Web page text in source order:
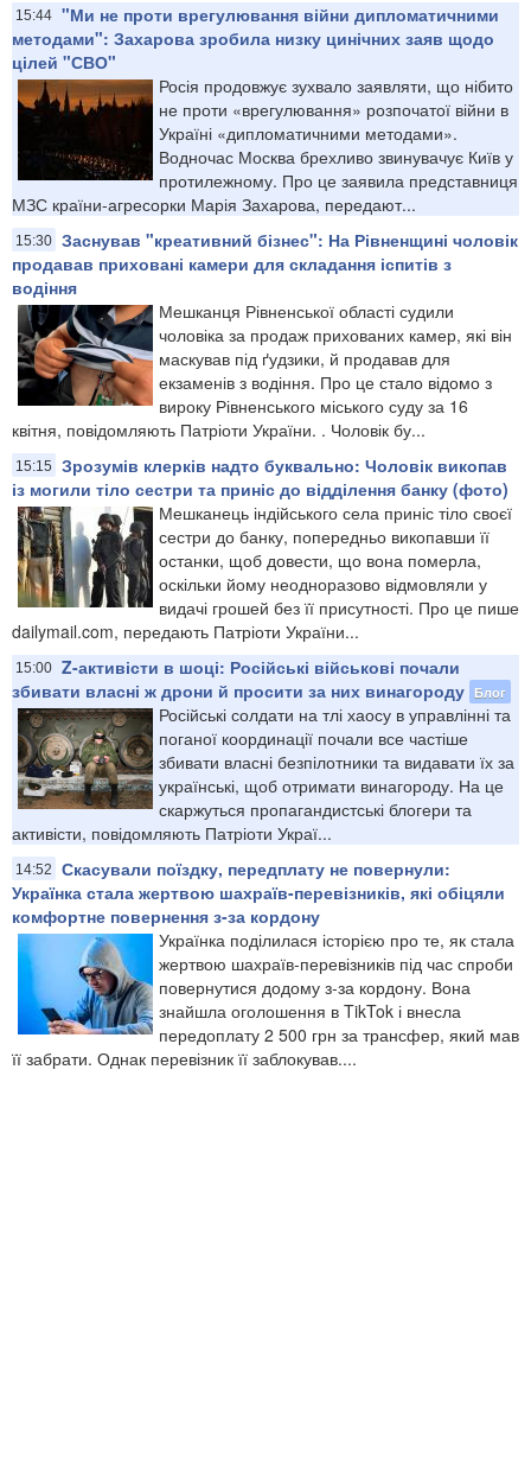
15:44 "Ми не проти врегулювання війни дипломатичними
методами": Захарова зробила низку цинічних заяв щодо
цілей "СВО"
Росія продовжує зухвало заявляти, що нібито
не проти «врегулювання» розпочатої війни в
Україні «дипломатичними методами».
Водночас Москва брехливо звинувачує Київ у
протилежному. Про це заявила представниця
МЗС країни-агресорки Марія Захарова, передают...
15:30 Заснував "креативний бізнес": На Рівненщині чоловік
продавав приховані камери для складання іспитів з
водіння
Мешканця Рівненської області судили
чоловіка за продаж прихованих камер, які він
маскував під ґудзики, й продавав для
екзаменів з водіння. Про це стало відомо з
вироку Рівненського міського суду за 16
квітня, повідомляють Патріоти України. . Чоловік бу...
15:15
Зрозумів клерків надто буквально: Чоловік викопав
із могили тіло сестри та приніс до відділення банку (фото)
Мешканець індійського села приніс тіло своєї
сестри до банку, попередньо викопавши її
останки, щоб довести, що вона померла,
оскільки йому неодноразово відмовляли у
видачі грошей без її присутності. Про це пише
dailymail.com, передають Патріоти України...
15:00 Z-активісти в шоці: Російські військові почали
збивати власні ж дрони й просити за них винагороду Блог
Російські солдати на тлі хаосу в управлінні та
поганої координації почали все частіше
збивати власні безпілотники та видавати їх за
українські, щоб отримати винагороду. На це
скаржуться пропагандистські блогери та
активісти, повідомляють Патріоти Украї...
14:52
Скасували поїздку, передплату не повернули:
Українка стала жертвою шахраїв-перевізників, які обіцяли
комфортне повернення з-за кордону
Українка поділилася історією про те, як стала
жертвою шахраїв-перевізників під час спроби
повернутися додому з-за кордону. Вона
знайшла оголошення в TikTok і внесла
передоплату 2 500 грн за трансфер, який мав
її забрати. Однак перевізник її заблокував....